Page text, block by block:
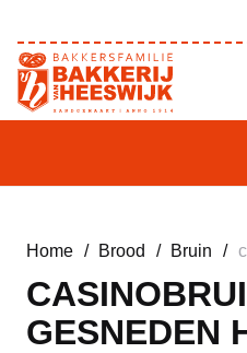
Home / Brood / Bruin /
GESNEDEN